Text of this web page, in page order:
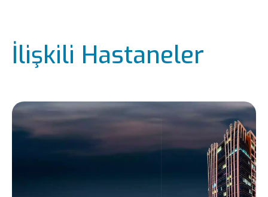
İlişkili Hastaneler